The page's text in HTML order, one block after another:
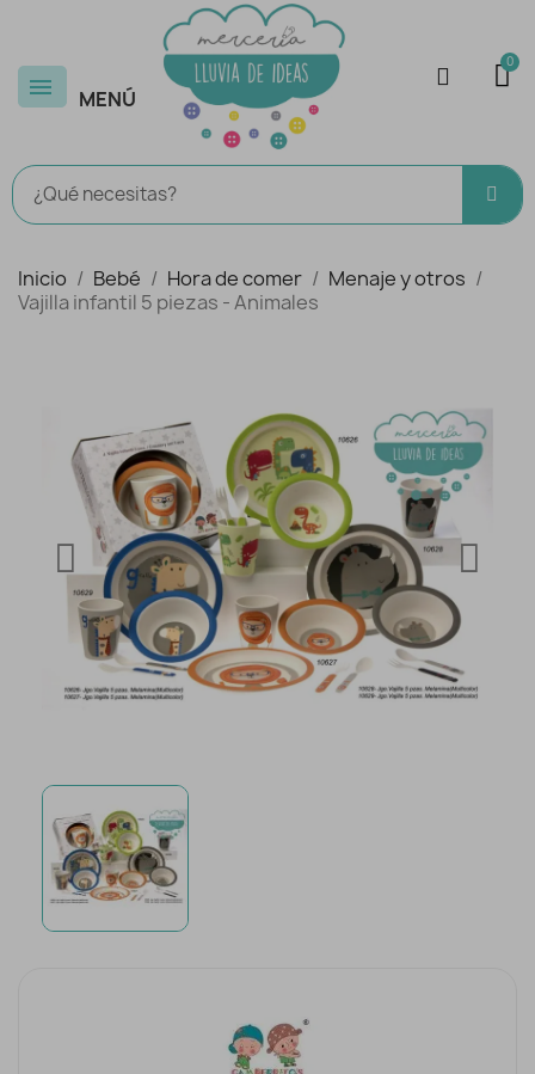
MENÚ
Inicio Bebé Hora de comer
Menaje y otros
Vajilla infantil 5 piezas - Animales